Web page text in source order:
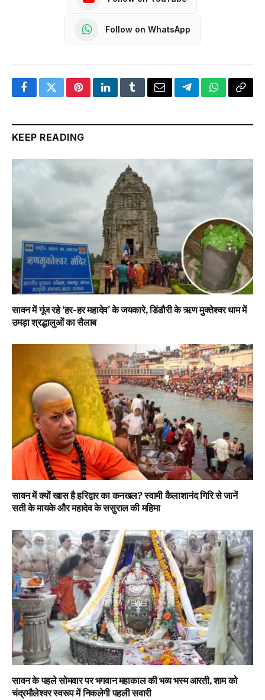
Follow on WhatsApp
FacebookTwitterPinterestLinkedInTumblrEmailTelegramWhatsApp
Copy
KEEP READING
सावन में गूंज रहे ‘हर-हर महादेव’ के जयकारे, डिंडौरी के ऋण मुक्तेश्वर धाम में
उमड़ा श्रद्धालुओं का सैलाब
सावन में क्यों खास है हरिद्वार का कनखल? स्वामी कैलाशानंद गिरि से जानें
सती के मायके और महादेव के ससुराल की महिमा
सावन के पहले सोमवार पर भगवान महाकाल की भव्य भस्म आरती, शाम को
चंद्रमौलेश्वर स्वरूप में निकलेगी पहली सवारी